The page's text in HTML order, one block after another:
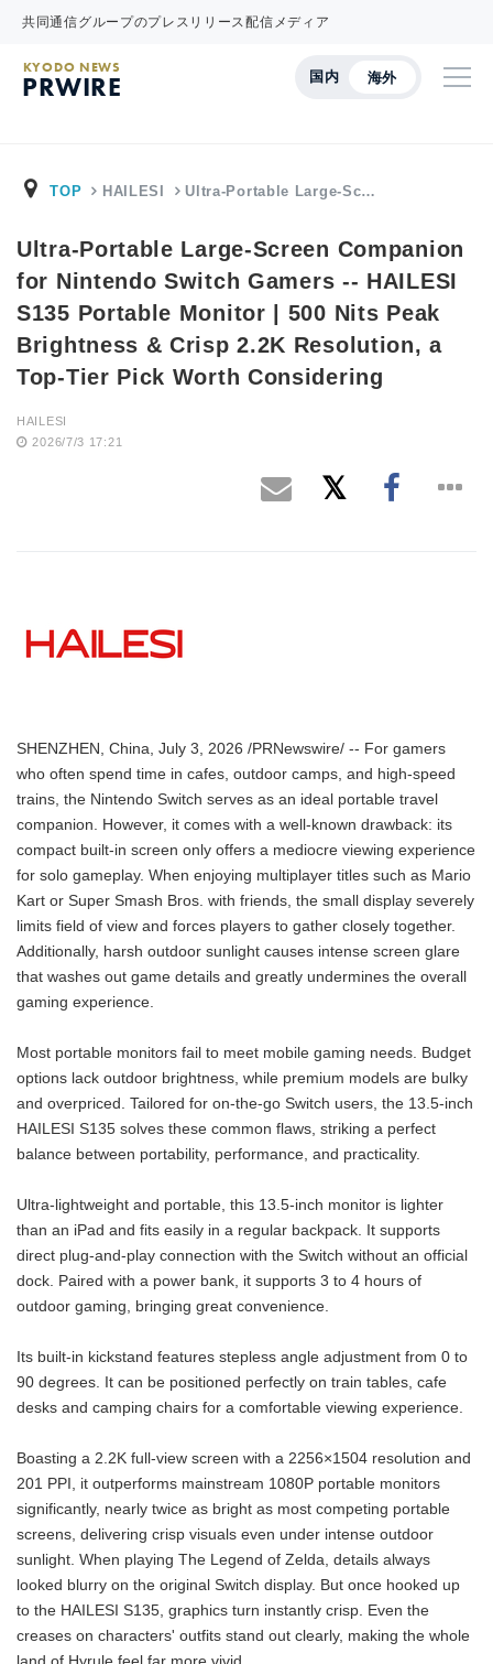
共同通信グループのプレスリリース配信メディア
国内 海外
KYODO NEWS
PRWIRE
TOP HAILESI Ultra-Portable Large-Sc…
Ultra-Portable Large-Screen Companion
for Nintendo Switch Gamers -- HAILESI
S135 Portable Monitor | 500 Nits Peak
Brightness & Crisp 2.2K Resolution, a
Top-Tier Pick Worth Considering
HAILESI
2026/7/3 17:21
SHENZHEN, China, July 3, 2026 /PRNewswire/ -- For gamers
who often spend time in cafes, outdoor camps, and high-speed
trains, the Nintendo Switch serves as an ideal portable travel
companion. However, it comes with a well-known drawback: its
compact built-in screen only offers a mediocre viewing experience
for solo gameplay. When enjoying multiplayer titles such as Mario
Kart or Super Smash Bros. with friends, the small display severely
limits field of view and forces players to gather closely together.
Additionally, harsh outdoor sunlight causes intense screen glare
that washes out game details and greatly undermines the overall
gaming experience.
Most portable monitors fail to meet mobile gaming needs. Budget
options lack outdoor brightness, while premium models are bulky
and overpriced. Tailored for on-the-go Switch users, the 13.5-inch
HAILESI S135 solves these common flaws, striking a perfect
balance between portability, performance, and practicality.
Ultra-lightweight and portable, this 13.5-inch monitor is lighter
than an iPad and fits easily in a regular backpack. It supports
direct plug-and-play connection with the Switch without an official
dock. Paired with a power bank, it supports 3 to 4 hours of
outdoor gaming, bringing great convenience.
Its built-in kickstand features stepless angle adjustment from 0 to
90 degrees. It can be positioned perfectly on train tables, cafe
desks and camping chairs for a comfortable viewing experience.
Boasting a 2.2K full-view screen with a 2256×1504 resolution and
201 PPI, it outperforms mainstream 1080P portable monitors
significantly, nearly twice as bright as most competing portable
screens, delivering crisp visuals even under intense outdoor
sunlight. When playing The Legend of Zelda, details always
looked blurry on the original Switch display. But once hooked up
to the HAILESI S135, graphics turn instantly crisp. Even the
creases on characters' outfits stand out clearly, making the whole